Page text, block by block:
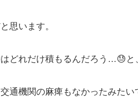
思います。
どれだけ積もるんだろう…😓と
通機関の麻痺もなかったみた